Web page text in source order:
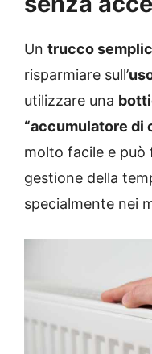
Un trucco
risparmiare sull’
utilizzare una
“accumulatore di
molto facile e può
gestione della
specialmente nei